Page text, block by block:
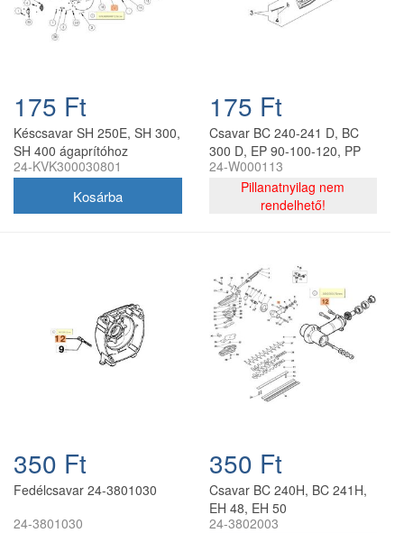
175 Ft
Késcsavar SH 250E, SH 300,
SH 400 ágaprítóhoz
24-KVK300030801
175 Ft
Csavar BC 240-241 D, BC
300 D, EP 90-100-120, PP
250-270, PPX 250-270-271
ágaprítóhoz
24-W000113
Pillanatnyilag nem
rendelhető!
350 Ft
Fedélcsavar 24-3801030
24-3801030
350 Ft
Csavar BC 240H, BC 241H,
EH 48, EH 50
24-3802003